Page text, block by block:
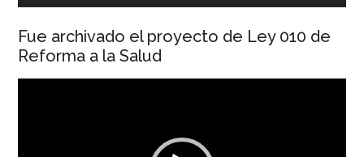
Fue archivado el proyecto de Ley 010 de
Reforma a la Salud